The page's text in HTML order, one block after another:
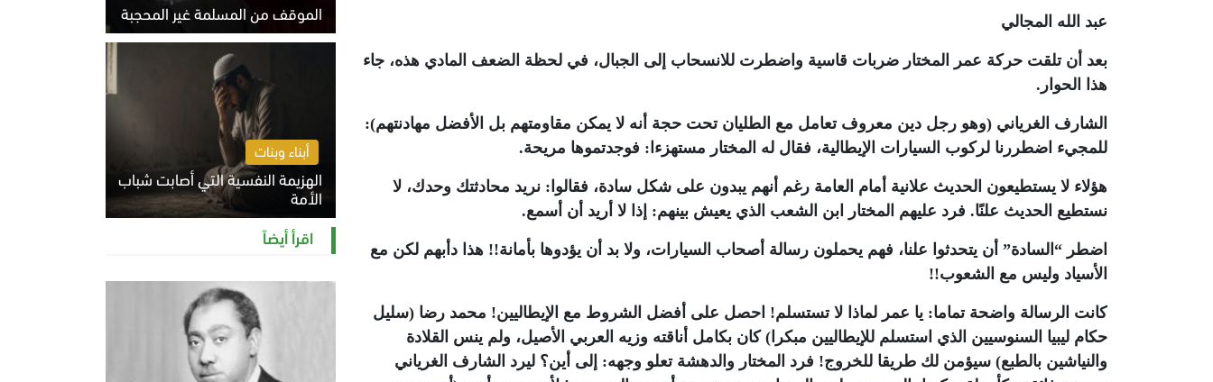
عبد الله المجالي
بعد أن تلقت حركة عمر المختار ضربات قاسية واضطرت للانسحاب إلى الجبال، في لحظة الضعف المادي هذه، جاء
هذا الحوار.
الشارف الغرياني (وهو رجل دين معروف تعامل مع الطليان تحت حجة أنه لا يمكن مقاومتهم بل الأفضل مهادنتهم):
للمجيء اضطررنا لركوب السيارات الإيطالية، فقال له المختار مستهزءا: فوجدتموها مريحة.
هؤلاء لا يستطيعون الحديث علانية أمام العامة رغم أنهم يبدون على شكل سادة، فقالوا: نريد محادثتك وحدك، لا
نستطيع الحديث علنًا. فرد عليهم المختار ابن الشعب الذي يعيش بينهم: إذا لا أريد أن أسمع.
اضطر “السادة” أن يتحدثوا علنا، فهم يحملون رسالة أصحاب السيارات، ولا بد أن يؤدوها بأمانة!! هذا دأبهم لكن مع
الأسياد وليس مع الشعوب!!
كانت الرسالة واضحة تماما: يا عمر لماذا لا تستسلم! احصل على أفضل الشروط مع الإيطاليين! محمد رضا (سليل
حكام ليبيا السنوسيين الذي استسلم للإيطاليين مبكرا) كان بكامل أناقته وزيه العربي الأصيل، ولم ينس القلادة
والنياشين بالطبع) سيؤمن لك طريقا للخروج! فرد المختار والدهشة تعلو وجهه: إلى أين؟ ليرد الشارف الغرياني
الموقف من المسلمة غير المحجبة
الخميس 6 أغسطس 2026 10:45 ص
أبناء وبنات
الهزيمة النفسية التي أصابت شباب
الأمة
الخميس 6 أغسطس 2026 11:12 ص
اقرأ أيضاً